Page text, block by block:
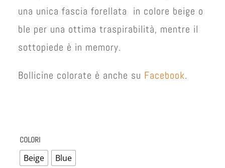
una unica fascia forellata in colore beige o
ble per una ottima traspirabilità, mentre il
sottopiede è in memory.
Bollicine colorate è anche su Facebook.
COLORI
Beige Blue